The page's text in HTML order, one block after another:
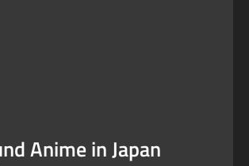
Anime in Japan